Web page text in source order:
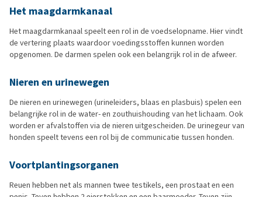
Het maagdarmkanaal
Het maagdarmkanaal speelt een rol in de voedselopname. Hier vindt
de vertering plaats waardoor voedingsstoffen kunnen worden
opgenomen. De darmen spelen ook een belangrijk rol in de afweer.
Nieren en urinewegen
De nieren en urinewegen (urineleiders, blaas en plasbuis) spelen een
belangrijke rol in de water- en zouthuishouding van het lichaam. Ook
worden er afvalstoffen via de nieren uitgescheiden. De urinegeur van
honden speelt tevens een rol bij de communicatie tussen honden.
Voortplantingsorganen
Reuen hebben net als mannen twee testikels, een prostaat en een